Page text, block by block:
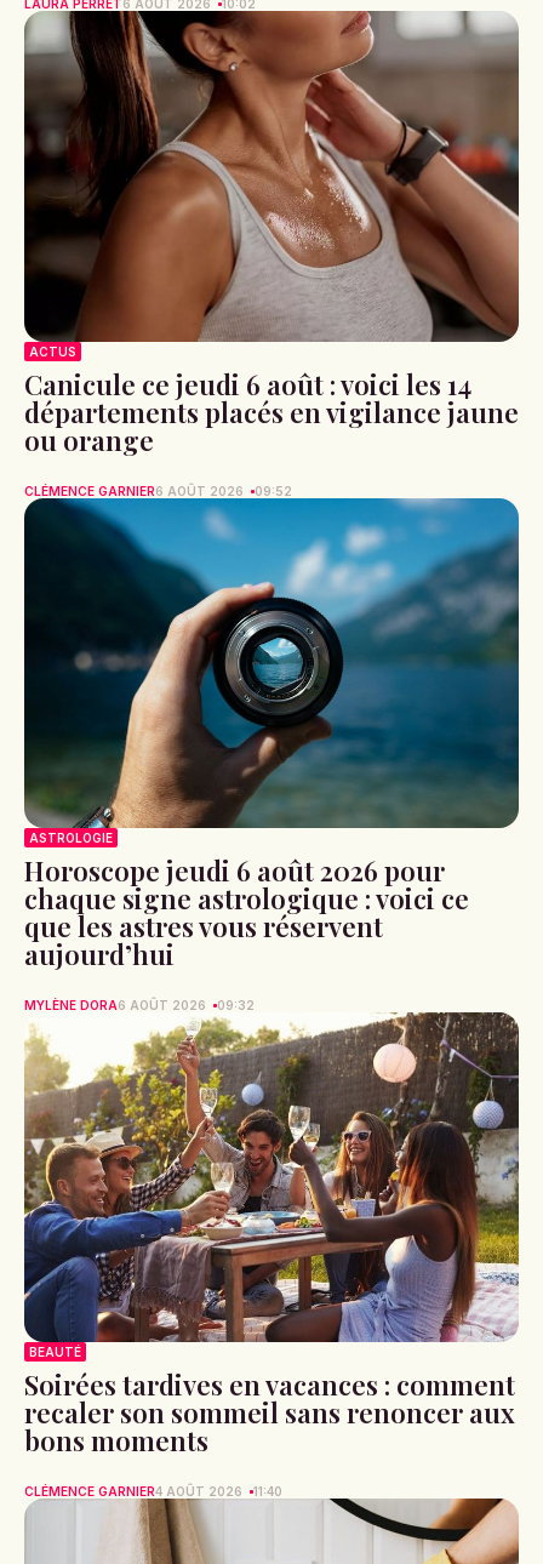
LAURA PERRET6 AOÛT 2026 10:02
ACTUS
Canicule ce jeudi 6 août : voici les 14
départements placés en vigilance jaune
ou orange
CLÉMENCE GARNIER6 AOÛT 2026 09:52
ASTROLOGIE
Horoscope jeudi 6 août 2026 pour
chaque signe astrologique : voici ce
que les astres vous réservent
aujourd’hui
MYLÈNE DORA6 AOÛT 2026 09:32
BEAUTÉ
Soirées tardives en vacances : comment
recaler son sommeil sans renoncer aux
bons moments
CLÉMENCE GARNIER4 AOÛT 2026 11:40